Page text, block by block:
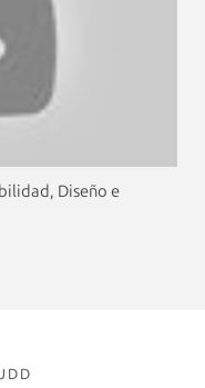
Diseño e